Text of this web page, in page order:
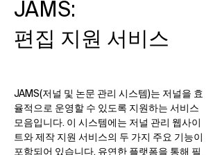
JAMS:
편집 지원 서비스​
JAMS(저널 및 논문 관리 시스템)는 저널을 효
율적으로 운영할 수 있도록 지원하는 서비스
모음입니다. 이 시스템에는 저널 관리 웹사이
트와 제작 지원 서비스의 두 가지 주요 기능이
포함되어 있습니다. 유연한 플랫폼을 통해 필